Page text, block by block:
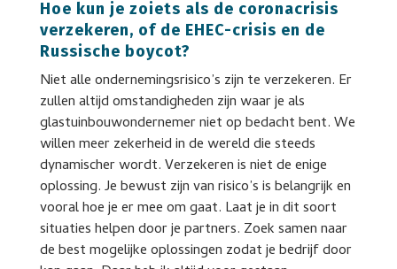
Hoe kun je zoiets als de coronacrisis
verzekeren, of de EHEC-crisis en de
Russische boycot?
Niet alle ondernemingsrisico’s zijn te verzekeren. Er
zullen altijd omstandigheden zijn waar je als
glastuinbouwondernemer niet op bedacht bent. We
willen meer zekerheid in de wereld die steeds
dynamischer wordt. Verzekeren is niet de enige
oplossing. Je bewust zijn van risico’s is belangrijk en
vooral hoe je er mee om gaat. Laat je in dit soort
situaties helpen door je partners. Zoek samen naar
de best mogelijke oplossingen zodat je bedrijf door